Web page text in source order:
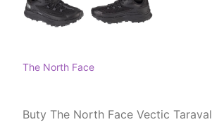
The North Face
Buty The North Face Vectic Taraval